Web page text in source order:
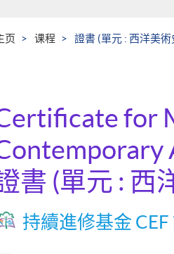
页 课程 證書 (單元 : 西洋美
for
書 (單元 : 西
持續進修基金